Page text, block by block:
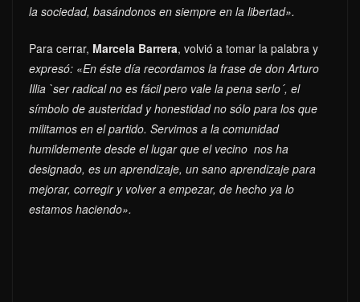
la sociedad, basándonos en siempre en la libertad».
Para cerrar, Marcela Barrera, volvió a tomar la palabra y
expresó: «En éste día recordamos la frase de don Arturo
Illia `ser radical no es fácil pero vale la pena serlo´, el
símbolo de austeridad y honestidad no sólo para los que
militamos en el partido. Servimos a la comunidad
humildemente desde el lugar que el vecino nos ha
designado, es un aprendizaje, un sano aprendizaje para
mejorar, corregir y volver a empezar, de hecho ya lo
estamos haciendo».